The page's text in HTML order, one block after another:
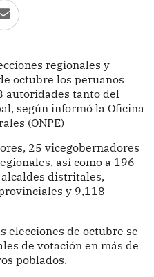
regionales y
octubre los peruanos
autoridades tanto del
según informó la Oficina
(ONPE)
25 vicegobernadores
así como a 196
distritales,
y 9,118
elecciones de octubre se
de votación en más de
poblados.